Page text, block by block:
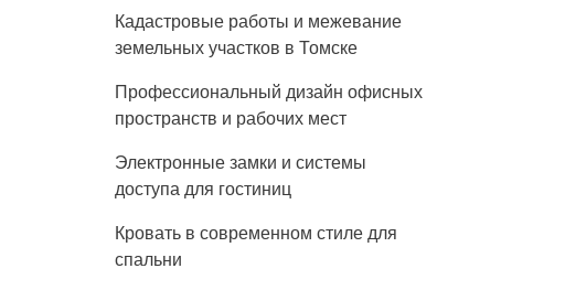
Кадастровые работы и межевание
земельных участков в Томске
Профессиональный дизайн офисных
пространств и рабочих мест
Электронные замки и системы
доступа для гостиниц
Кровать в современном стиле для
спальни